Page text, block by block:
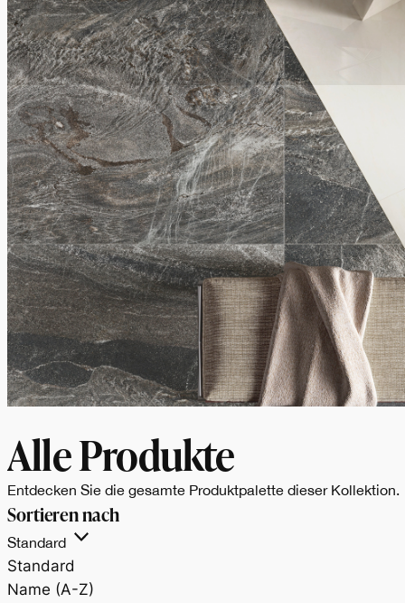
Alle Produkte
Entdecken Sie die gesamte Produktpalette dieser Kollektion.
Sortieren nach
Standard
Standard
Name (A-Z)